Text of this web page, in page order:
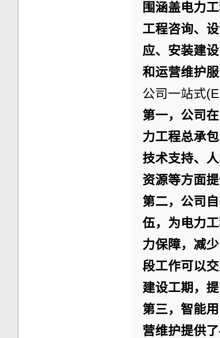
围涵盖电力
工程咨询、
应、安装建
和运营维护
公司一站式
第一，公司
力工程总承
技术支持、
资源等方面
第二，公司
伍，为电力
力保障，减
段工作可以
建设工期，
第三，智能
营维护提供